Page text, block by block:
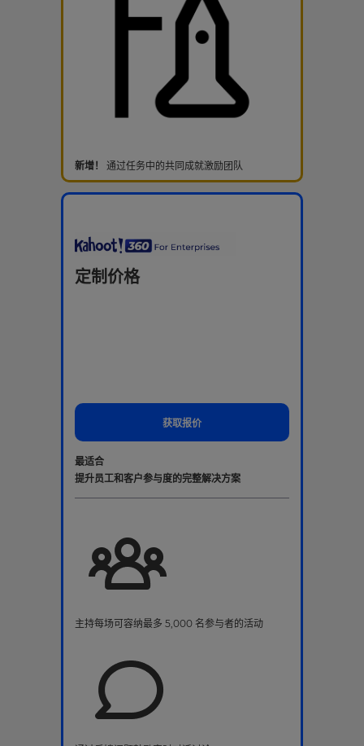
新增！ 通过任务中的共同成就激励团队
定制价格
获取报价
最适合
提升员工和客户参与度的完整解决方案
主持每场可容纳最多 5,000 名参与者的活动